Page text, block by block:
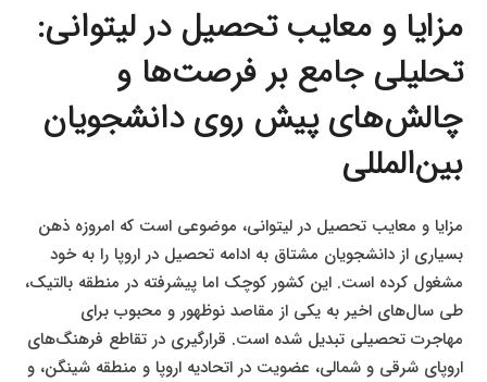
مزایا و معایب تحصیل در لیتوانی:
تحلیلی جامع بر فرصت‌ها و
چالش‌های پیش روی دانشجویان
بین‌المللی
مزایا و معایب تحصیل در لیتوانی، موضوعی است که امروزه ذهن
بسیاری از دانشجویان مشتاق به ادامه تحصیل در اروپا را به خود
مشغول کرده است. این کشور کوچک اما پیشرفته در منطقه بالتیک،
طی سال‌های اخیر به یکی از مقاصد نوظهور و محبوب برای
مهاجرت تحصیلی تبدیل شده است. قرارگیری در تقاطع فرهنگ‌های
اروپای شرقی و شمالی، عضویت در اتحادیه اروپا و منطقه شینگن، و